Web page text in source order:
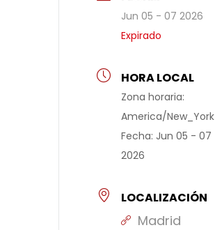
Jun 05 - 07 2026
Expirado
HORA LOCAL
Zona horaria:
America/New_York
Fecha: Jun 05 - 07
2026
LOCALIZACIÓN
Madrid